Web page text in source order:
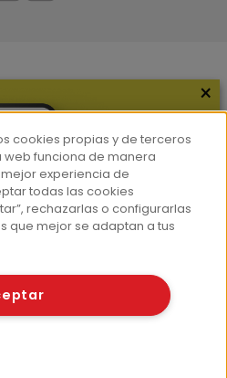
Consumer
EROSKI
de cookies
×
cookies propias y de terceros
funciona de manera
experiencia de
todas las cookies
rechazarlas o configurarlas
que mejor se adaptan a tus